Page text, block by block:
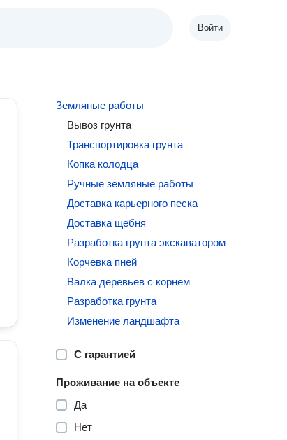
Войти
Земляные работы
Вывоз грунта
Транспортировка грунта
Копка колодца
Ручные земляные работы
Доставка карьерного песка
Доставка щебня
Разработка грунта экскаватором
Корчевка пней
Валка деревьев с корнем
Разработка грунта
Изменение ландшафта
С гарантией
Проживание на объекте
Да
Нет